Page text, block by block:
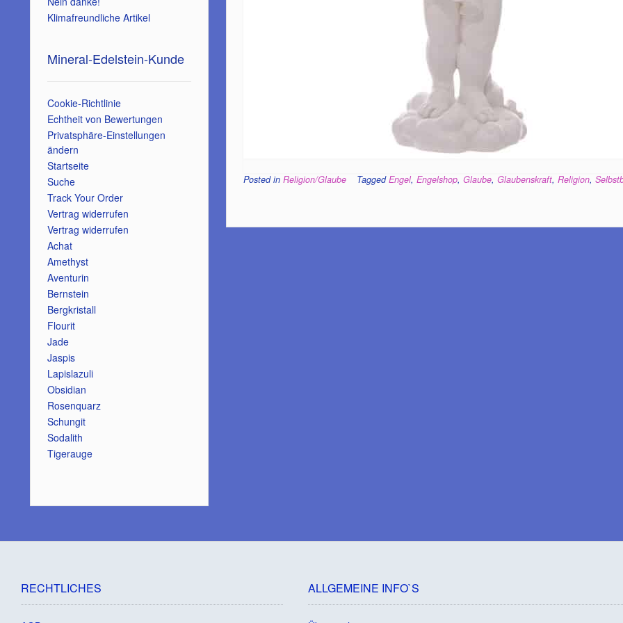
Posted inReligion/Glaube TaggedEngel,Engelshop,Glaube,Glaubenskraft,Religion,
Klimafreundliche Artikel
Mineral-Edelstein-Kunde
Cookie-Richtlinie
Echtheit von Bewertungen
Privatsphäre-Einstellungen
ändern
Startseite
Suche
Track Your Order
Vertrag widerrufen
Vertrag widerrufen
Achat
Amethyst
Aventurin
Bernstein
Bergkristall
Flourit
Jade
Jaspis
Lapislazuli
Obsidian
Rosenquarz
Schungit
Sodalith
Tigerauge
RECHTLICHES ALLGEMEINE INFO`S